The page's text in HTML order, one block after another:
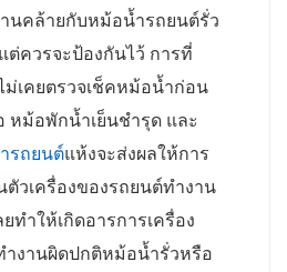
นคล้ายกับหม้อน้ำรถยนต์รั่ว
ต่ควรจะป้องกันไว้ การที่
เคยตรวจเช็คหม้อน้ำก่อน
หม้อพักน้ำเย็นชำรุด และ
รถยนต์แห้งจะส่งผลให้การ
วเครื่องของรถยนต์ทำงาน
ทำให้เกิดอารการเครื่อง
งานผิดปกติหม้อน้ำรั่วหรือ